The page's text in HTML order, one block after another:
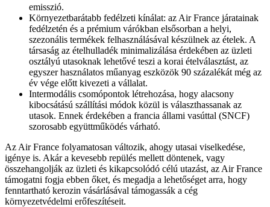
emisszió.
Környezetbarátabb fedélzeti kínálat: az Air France járatainak
fedélzetén és a prémium várókban elsősorban a helyi,
szezonális termékek felhasználásával készülnek az ételek. A
társaság az ételhulladék minimalizálása érdekében az üzleti
osztályú utasoknak lehetővé teszi a korai ételválasztást, az
egyszer használatos műanyag eszközök 90 százalékát még az
év vége előtt kivezeti a vállalat.
Intermodális csomópontok létrehozása, hogy alacsony
kibocsátású szállítási módok közül is választhassanak az
utasok. Ennek érdekében a francia állami vasúttal (SNCF)
szorosabb együttműködés várható.
Az Air France folyamatosan változik, ahogy utasai viselkedése,
igénye is. Akár a kevesebb repülés mellett döntenek, vagy
összehangolják az üzleti és kikapcsolódó célú utazást, az Air France
támogatni fogja ebben őket, és megadja a lehetőséget arra, hogy
fenntartható kerozin vásárlásával támogassák a cég
környezetvédelmi erőfeszítéseit.